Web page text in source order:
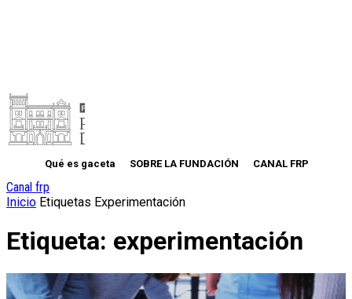
Qué es gaceta SOBRE LA FUNDACIÓN CANAL FRP
Canal frp
Inicio Etiquetas Experimentación
Etiqueta: experimentación